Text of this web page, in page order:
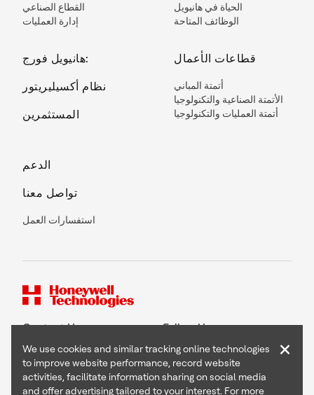
القطاع الصناعي
إدارة العمليات
هانيويل فورج:
نظام أكسيليريتور
المستثمرين
الحياة في هانيويل
الوظائف المتاحة
قطاعات الأعمال
أتمتة المباني
الأتمتة الصناعية والتكنولوجيا
أتمتة العمليات والتكنولوجيا
الدعم
تواصل معنا
استفسارات العمل
Contact Us Follow Us
We use cookies and similar tracking online technologies
to improve website performance, record website
activities, facilitate information sharing on social media
and offer advertising tailored to your interest. For more
×